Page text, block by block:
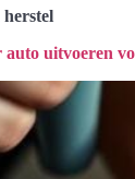
herstel
uitvoeren